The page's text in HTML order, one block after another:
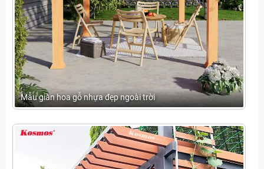
Mẫu giàn hoa gỗ nhựa đẹp ngoài trời